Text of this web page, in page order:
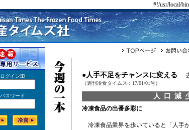
#!/usr/local/
●人手不足をチャンスに変える
（週刊冷食タイムス：17/01/01号）
人口減
冷凍食品の出番多彩に
冷凍食品業界を歩いていると「人手